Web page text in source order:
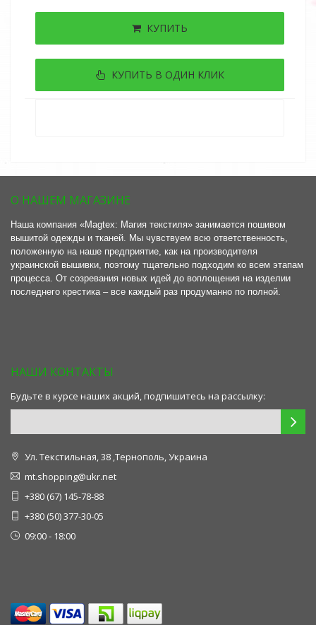
КУПИТЬ
КУПИТЬ В ОДИН КЛИК
О НАШЕМ МАГАЗИНЕ
Наша компания «Magtex: Магия текстиля» занимается пошивом
вышитой одежды и тканей. Мы чувствуем всю ответственность,
положенную на наше предприятие, как на производителя
украинской вышивки, поэтому тщательно подходим ко всем этапам
процесса. От созревания новых идей до воплощения на изделии
последнего крестика – все каждый раз продуманно по полной.
НАШИ КОНТАКТЫ
Будьте в курсе наших акций, подпишитесь на рассылку:
Ул. Текстильная, 38 ,Тернополь, Украина
mt.shopping@ukr.net
+380 (67) 145-78-88
+380 (50) 377-30-05
09:00 - 18:00